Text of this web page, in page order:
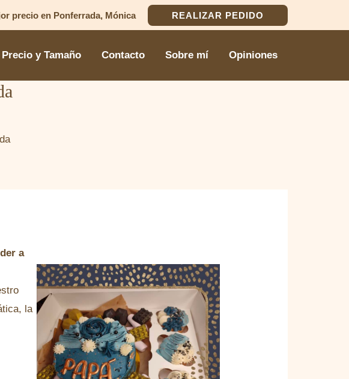
precio en Ponferrada, Mónica REALIZAR PEDIDO
Precio y Tamaño Contacto Sobre mí Opiniones
a
la